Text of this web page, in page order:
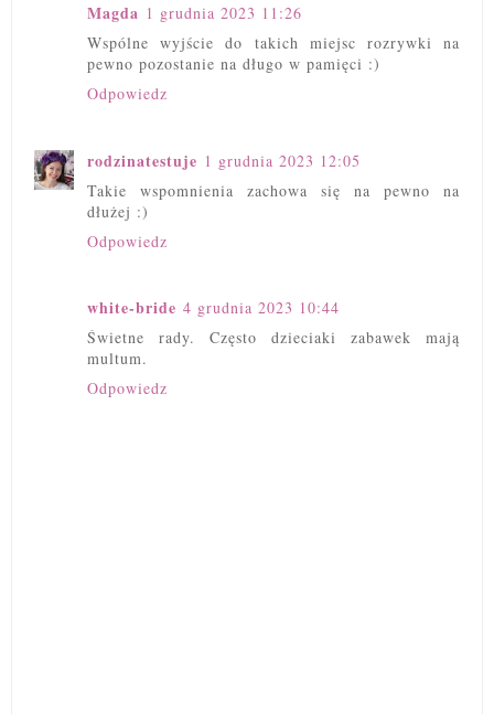
Magda 1 grudnia 2023 11:26
Wspólne wyjście do takich miejsc rozrywki na
pewno pozostanie na długo w pamięci :)
Odpowiedz
rodzinatestuje 1 grudnia 2023 12:05
Takie wspomnienia zachowa się na pewno na
dłużej :)
Odpowiedz
white-bride 4 grudnia 2023 10:44
Świetne rady. Często dzieciaki zabawek mają
multum.
Odpowiedz